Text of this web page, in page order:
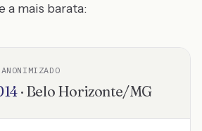
a mais barata:
· Belo Horizonte/MG